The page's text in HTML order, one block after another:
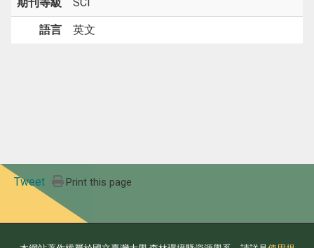
語言 英文
Tweet Print this page